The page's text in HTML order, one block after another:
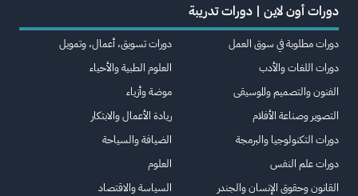
دورات أون لاين | دورات تدريبة
دورات مطلوبة في سوق العمل
دورات اللغات والأدب
الفنون والتصميم والموسيقى
التصوير وصناعة الأفلام
دورات التكنولوجيا والبرمجة
دورات علم النفس
القانون وحقوق الإنسان والجندر
دورات تسويق، أعمال، وتمويل
العلوم الطبية والأحياء
موضة وأزياء
ريادة الأعمال والابتكار
الضيافة والسياحة
العلوم
السياسة والاقتصاد